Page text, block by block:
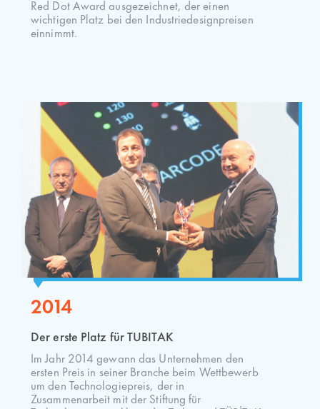
Red Dot Award ausgezeichnet, der einen
wichtigen Platz bei den Industriedesignpreisen
einnimmt.
2014
Der erste Platz für TUBITAK
Im Jahr 2014 gewann das Unternehmen den
ersten Preis in seiner Branche beim Wettbewerb
um den Technologiepreis, der in
Zusammenarbeit mit der Stiftung für